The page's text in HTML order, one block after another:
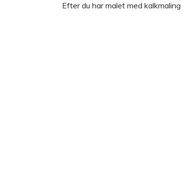
Efter du har malet med kalkmaling